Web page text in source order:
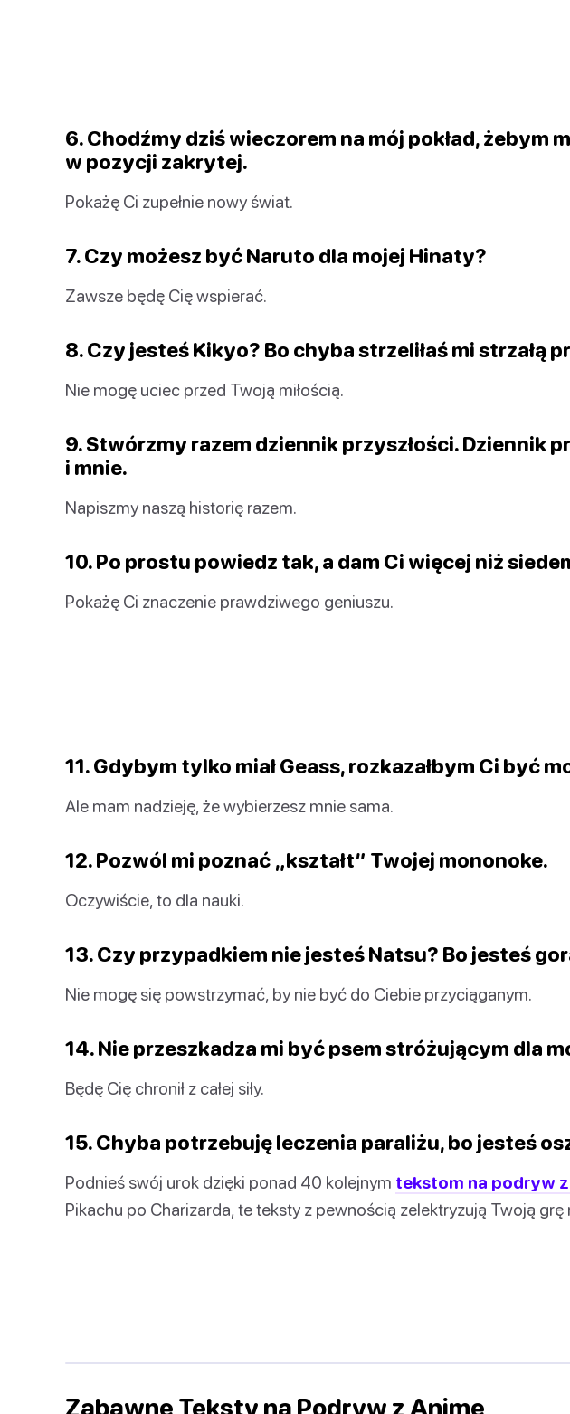
6. Chodźmy dziś wieczorem na mój pokład, żebym
w pozycji zakrytej.
Pokażę Ci zupełnie nowy świat.
7. Czy możesz być Naruto dla mojej Hinaty?
Zawsze będę Cię wspierać.
8. Czy jesteś Kikyo? Bo chyba strzeliłaś mi strzałą
Nie mogę uciec przed Twoją miłością.
9. Stwórzmy razem dziennik przyszłości. Dziennik
i mnie.
Napiszmy naszą historię razem.
10. Po prostu powiedz tak, a dam Ci więcej niż
Pokażę Ci znaczenie prawdziwego geniuszu.
11. Gdybym tylko miał Geass, rozkazałbym Ci być
Ale mam nadzieję, że wybierzesz mnie sama.
12. Pozwól mi poznać „kształt” Twojej mononoke.
Oczywiście, to dla nauki.
13. Czy przypadkiem nie jesteś Natsu? Bo jesteś
Nie mogę się powstrzymać, by nie być do Ciebie przyciąganym.
14. Nie przeszkadza mi być psem stróżującym dla
Będę Cię chronił z całej siły.
15. Chyba potrzebuję leczenia paraliżu, bo jesteś
Podnieś swój urok dzięki ponad 40 kolejnym tekstom na podryw
Pikachu po Charizarda, te teksty z pewnością zelektryzują Twoją grę
Zabawne Teksty na Podryw z Anime